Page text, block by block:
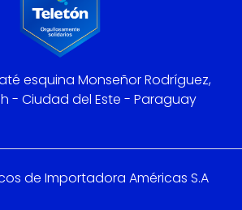
esquina Monseñor Rodríguez,
- Ciudad del Este - Paraguay
de Importadora Américas S.A